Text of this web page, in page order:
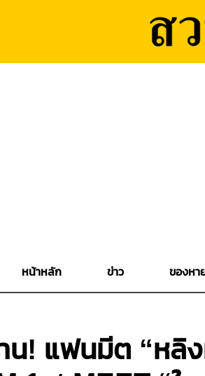
หน้าหลัก ข่าว ของหา
น! แฟนมีต “หลิ